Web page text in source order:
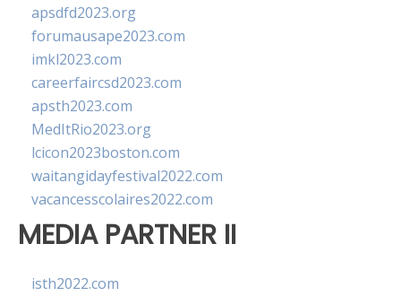
apsdfd2023.org
forumausape2023.com
imkl2023.com
careerfaircsd2023.com
apsth2023.com
MedItRio2023.org
lcicon2023boston.com
waitangidayfestival2022.com
vacancesscolaires2022.com
MEDIA PARTNER II
isth2022.com